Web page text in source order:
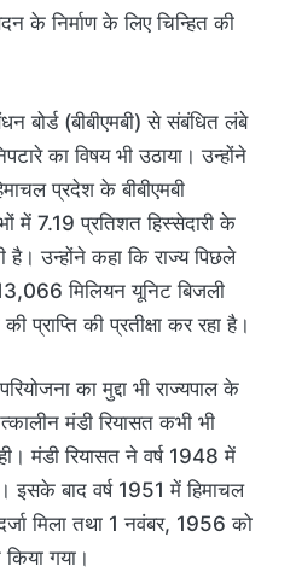
के निर्माण के लिए चिन्हित की
बोर्ड (बीबीएमबी) से संबंधित लंबे
का विषय भी उठाया। उन्होंने
प्रदेश के बीबीएमबी
में 7.19 प्रतिशत हिस्सेदारी के
है। उन्होंने कहा कि राज्य पिछले
मिलियन यूनिट बिजली
प्राप्ति की प्रतीक्षा कर रहा है।
का मुद्दा भी राज्यपाल के
मंडी रियासत कभी भी
मंडी रियासत ने वर्ष 1948 में
इसके बाद वर्ष 1951 में हिमाचल
मिला तथा 1 नवंबर, 1956 को
गया।